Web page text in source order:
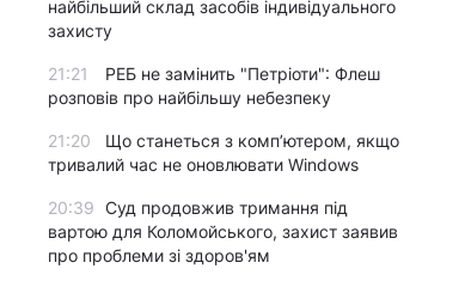
найбільший склад засобів індивідуального
захисту
21:21
РЕБ не замінить "Петріоти": Флеш
розповів про найбільшу небезпеку
21:20
Що станеться з комп’ютером, якщо
тривалий час не оновлювати Windows
20:39 Суд продовжив тримання під
вартою для Коломойського, захист заявив
про проблеми зі здоров'ям